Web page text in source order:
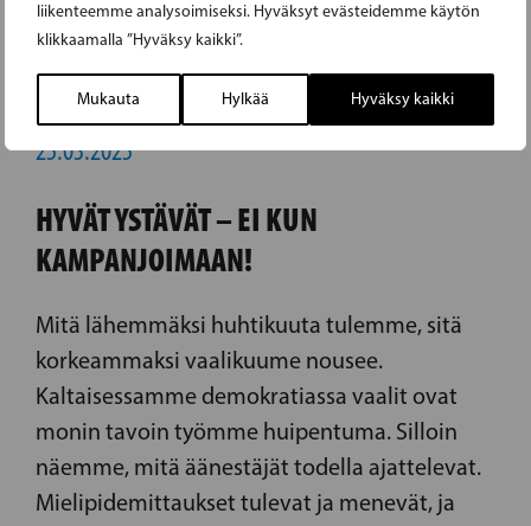
liikenteemme analysoimiseksi. Hyväksyt evästeidemme käytön
klikkaamalla ”Hyväksy kaikki”.
Mukauta Hylkää Hyväksy kaikki
25.03.2025
HYVÄT YSTÄVÄT – EI KUN
KAMPANJOIMAAN!
Mitä lähemmäksi huhtikuuta tulemme, sitä
korkeammaksi vaalikuume nousee.
Kaltaisessamme demokratiassa vaalit ovat
monin tavoin työmme huipentuma. Silloin
näemme, mitä äänestäjät todella ajattelevat.
Mielipidemittaukset tulevat ja menevät, ja